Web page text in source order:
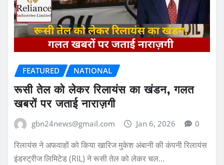
FEATURED NATIONAL
रूसी तेल को लेकर रिलायंस का खंडन, गलत
खबरों पर जताई नाराज़गी
gbn24news@gmail.com Jan 6, 2026 0
रिलायंस ने अफवाहों को किया खारिज मुकेश अंबानी की कंपनी रिलायंस
इंडस्ट्रीज लिमिटेड (RIL) ने रूसी तेल को लेकर चल…